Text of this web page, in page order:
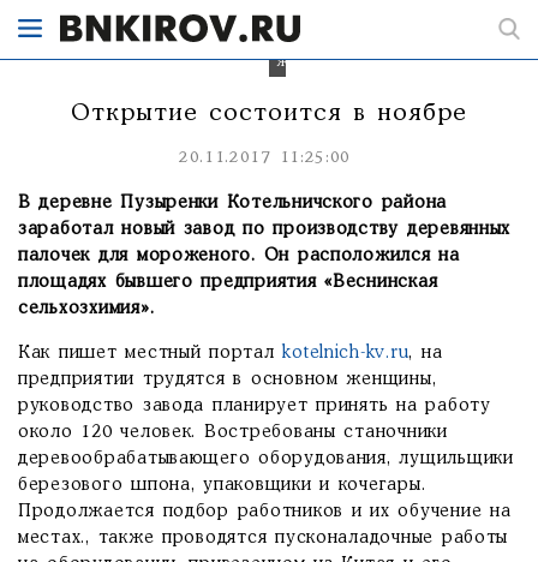
основном
женщины.
Открытие состоится в ноябре
20.11.2017 11:25:00
В деревне Пузыренки Котельничского района
заработал новый завод по производству деревянных
палочек для мороженого. Он расположился на
площадях бывшего предприятия «Веснинская
сельхозхимия».
Как пишет местный порталkotelnich-kv.ru, на
предприятии трудятся в основном женщины,
руководство завода планирует принять на работу
около 120 человек. Востребованы станочники
деревообрабатывающего оборудования, лущильщики
березового шпона, упаковщики и кочегары.
Продолжается подбор работников и их обучение на
местах., также проводятся пусконаладочные работы